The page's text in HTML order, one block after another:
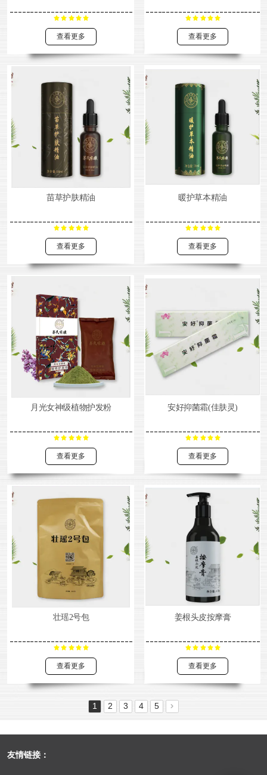
查看更多 查看更多
苗草护肤精油
查看更多
暖护草本精油
查看更多
月光女神级植物护发粉
查看更多
安好抑菌霜(佳肤灵)
查看更多
壮瑶2号包
查看更多
姜根头皮按摩膏
查看更多
1 2 3 4 5
友情链接：